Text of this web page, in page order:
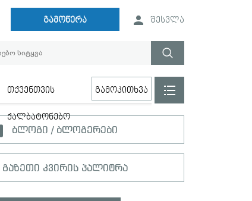
გამოწერა შესვლა
თქვენთვის
ქალბატონებო
გამოკითხვა
ბლოგი / ბლოგერები
გაზეთი კვირის პალიტრა